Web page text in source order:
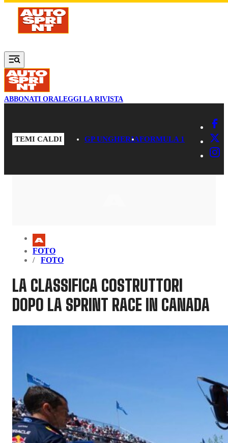
Vai al contenuto principale
ABBONATI ORALEGGI LA RIVISTA
TEMI CALDI GP UNGHERIAFORMULA 1
FOTO
FOTO
LA CLASSIFICA COSTRUTTORI
DOPO LA SPRINT RACE IN CANADA